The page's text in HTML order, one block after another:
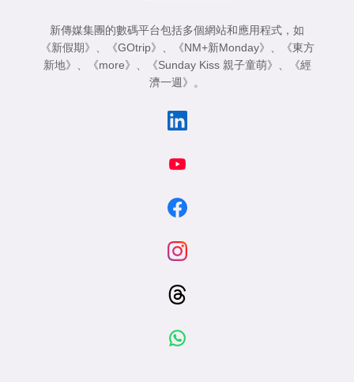
新傳媒集團的數碼平台包括多個網站和應用程式，如
《新假期》
《GOtrip》 《NM+新Monday》
《東方
新地》
《more》 《Sunday Kiss 親子童萌》
《經
濟一週》
。